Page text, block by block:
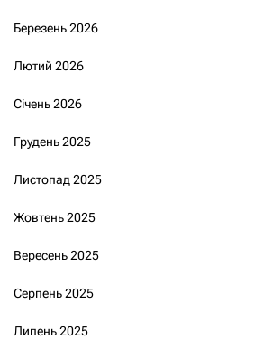
Березень 2026
Лютий 2026
Січень 2026
Грудень 2025
Листопад 2025
Жовтень 2025
Вересень 2025
Серпень 2025
Липень 2025